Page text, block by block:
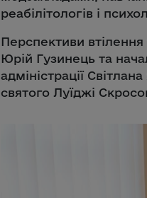
реабілітологів і
Перспективи втілення
Юрій Гузинець та
адміністрації
святого Луїджі